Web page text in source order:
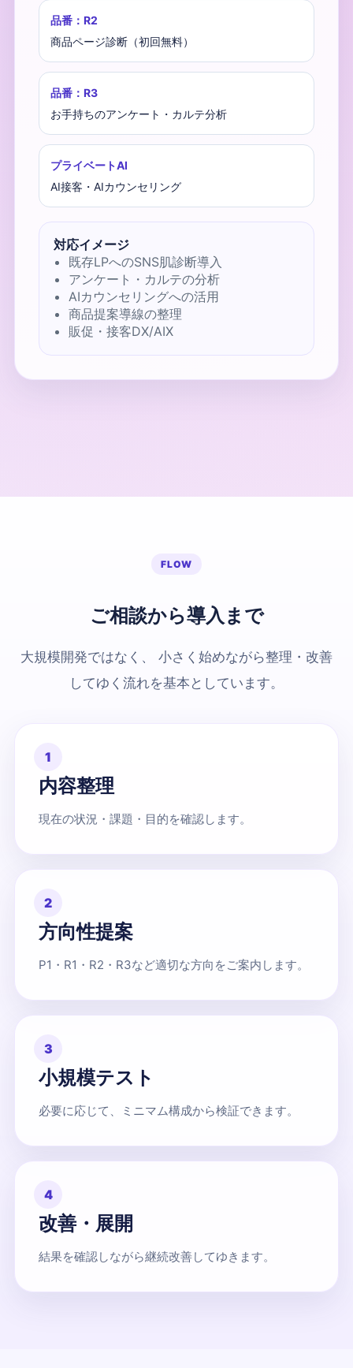
品番：R2
商品ページ診断（初回無料）
品番：R3
お手持ちのアンケート・カルテ分析
プライベートAI
AI接客・AIカウンセリング
対応イメージ
既存LPへのSNS肌診断導入
アンケート・カルテの分析
AIカウンセリングへの活用
商品提案導線の整理
販促・接客DX/AIX
FLOW
ご相談から導入まで
大規模開発ではなく、 小さく始めながら整理・改善
してゆく流れを基本としています。
1
内容整理
現在の状況・課題・目的を確認します。
2
方向性提案
P1・R1・R2・R3など適切な方向をご案内します。
3
小規模テスト
必要に応じて、ミニマム構成から検証できます。
4
改善・展開
結果を確認しながら継続改善してゆきます。